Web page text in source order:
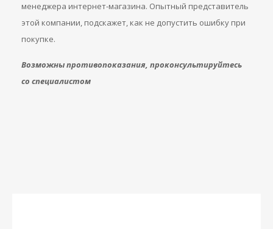
менеджера интернет-магазина. Опытный представитель
этой компании, подскажет, как не допустить ошибку при
покупке.
Возможны противопоказания, проконсультируйтесь
со специалистом